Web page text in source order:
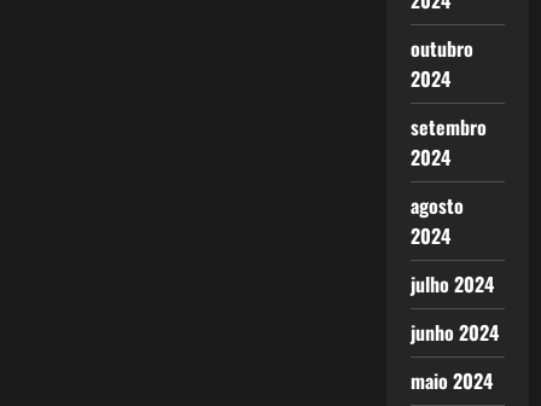
outubro
2024
setembro
2024
agosto
2024
julho 2024
junho 2024
maio 2024